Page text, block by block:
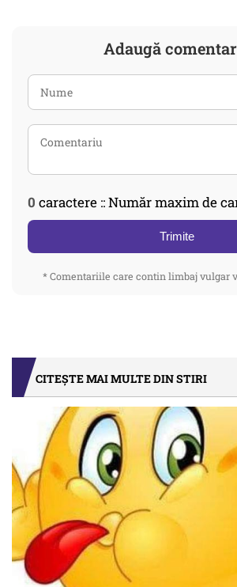
Adaugă
0 caractere :: Număr maxim de
Trimite
* Comentariile care contin limbaj vulgar
CITEȘTE MAI MULTE DIN STIRI